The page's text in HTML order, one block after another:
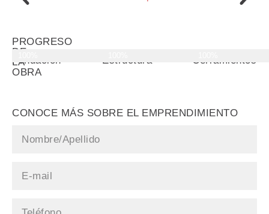
PROGRESO
DE
LA
OBRA
Fundación Estructura Cerramientos
CONOCE MÁS SOBRE EL EMPRENDIMIENTO